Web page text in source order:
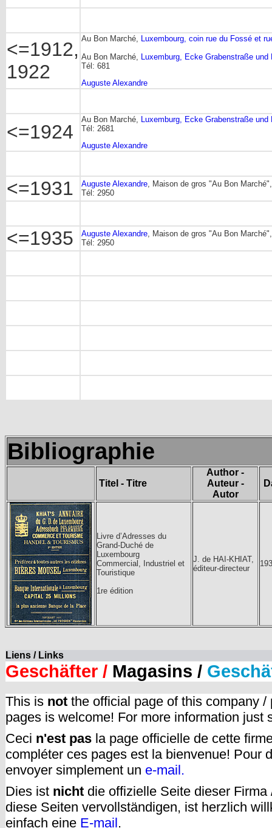
<=1912,
1922
Au Bon Marché, Luxembourg, coin rue du Fossé et
Au Bon Marché, Luxemburg, Ecke Grabenstraße und
Tél: 681
Auguste Alexandre
<=1924
Au Bon Marché, Luxemburg, Ecke Grabenstraße und
Tél: 2681
Auguste Alexandre
<=1931 Auguste Alexandre, Maison de gros "Au Bon
Tél: 2950
<=1935 Auguste Alexandre, Maison de gros "Au Bon
Tél: 2950
Bibliographie
Titel - Titre
Author -
Auteur -
Autor
Livre d’Adresses du
Grand-Duché de
Luxembourg
Commercial, Industriel et
Touristique
1re édition
J. de HAI-KHIAT,
éditeur-directeur
Liens / Links
Geschäfter / Magasins /
This is not the official page of this company
pages is welcome! For more information just
Ceci n'est pas la page officielle de cette
compléter ces pages est la bienvenue! Pour
envoyer simplement un e-mail.
Dies ist nicht die offizielle Seite dieser
diese Seiten vervollständigen, ist herzlich
einfach eine E-mail.